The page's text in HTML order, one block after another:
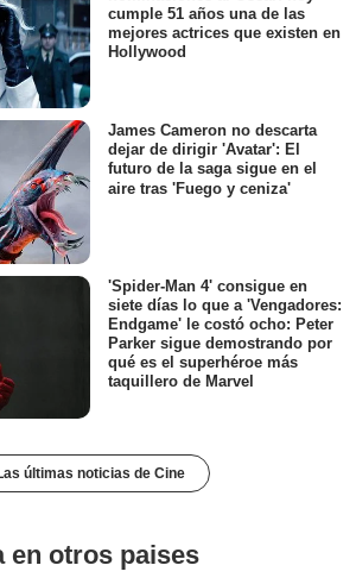
cumple 51 años una de las
mejores actrices que existen en
Hollywood
James Cameron no descarta
dejar de dirigir 'Avatar': El
futuro de la saga sigue en el
aire tras 'Fuego y ceniza'
'Spider-Man 4' consigue en
siete días lo que a 'Vengadores:
Endgame' le costó ocho: Peter
Parker sigue demostrando por
qué es el superhéroe más
taquillero de Marvel
últimas noticias de Cine
en otros paises